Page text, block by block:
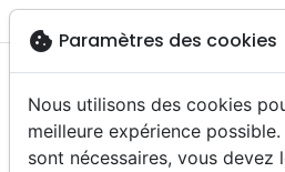
menu
cookie Paramètres des cookies
Nous utilisons des cookies
meilleure expérience
sont nécessaires, vous devez